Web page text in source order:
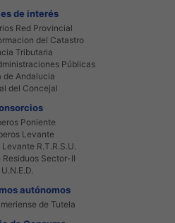
de interés
Red Provincial
del Catastro
Tributaria
Públicas
de Andalucia
del Concejal
Poniente
Levante
R.T.R.S.U.
Residuos Sector-II
U.N.E.D.
autónomos
de Tutela